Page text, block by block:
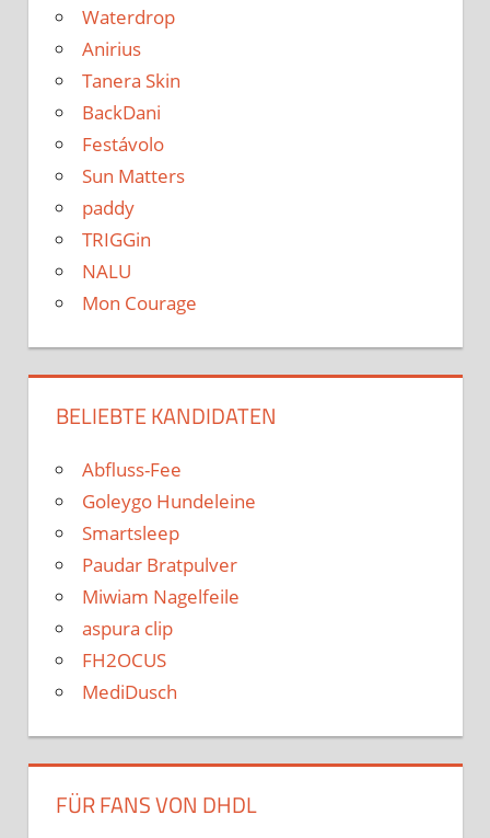
Waterdrop
Anirius
Tanera Skin
BackDani
Festávolo
Sun Matters
paddy
TRIGGin
NALU
Mon Courage
BELIEBTE KANDIDATEN
Abfluss-Fee
Goleygo Hundeleine
Smartsleep
Paudar Bratpulver
Miwiam Nagelfeile
aspura clip
FH2OCUS
MediDusch
FÜR FANS VON DHDL